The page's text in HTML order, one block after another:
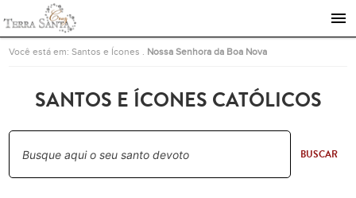
Ir para a página inicial
Você está em:Santos e Ícones Nossa Senhora da Boa Nova
SANTOS E ÍCONES CATÓLICOS
BUSCAR